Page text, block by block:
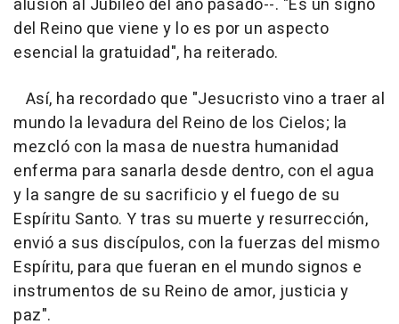
del Reino que viene y lo es por un aspecto
esencial la gratuidad", ha reiterado.
Así, ha recordado que "Jesucristo vino a traer al
mundo la levadura del Reino de los Cielos; la
mezcló con la masa de nuestra humanidad
enferma para sanarla desde dentro, con el agua
y la sangre de su sacrificio y el fuego de su
Espíritu Santo. Y tras su muerte y resurrección,
envió a sus discípulos, con la fuerzas del mismo
Espíritu, para que fueran en el mundo signos e
instrumentos de su Reino de amor, justicia y
paz".